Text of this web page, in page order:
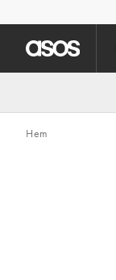
Hem